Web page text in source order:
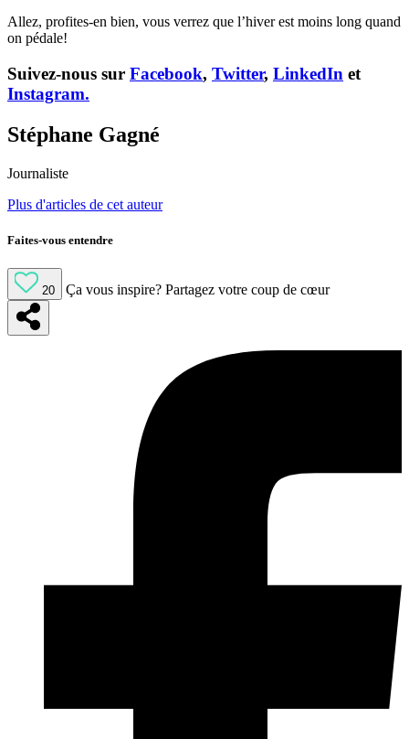
Allez, profites-en bien, vous verrez que l’hiver est moins long quand
on pédale!
Suivez-nous sur Facebook, Twitter, LinkedIn et
Instagram.
Stéphane Gagné
Journaliste
Plus d'articles de cet auteur
Faites-vous entendre
20 Ça vous inspire? Partagez votre coup de cœur